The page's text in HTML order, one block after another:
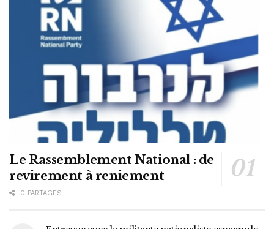
Le Rassemblement National : de
revirement à reniement
0 PARTAGES